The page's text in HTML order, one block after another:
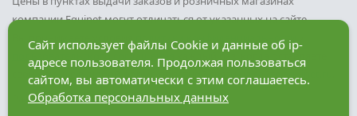
компании Equinet могут отличаться от указанных на сайте.
Вы принимаете условия
политики конфиденциальности
пользовательского соглашения
каждый раз, когда оставляете
свои данные в любой форме обратной связи на сайте
Разработка сайта — компания «Факт»
Сайт использует файлы Cookie и данные об ip-
адресе пользователя. Продолжая пользоваться
сайтом, вы автоматически с этим соглашаетесь.
Обработка персональных данных